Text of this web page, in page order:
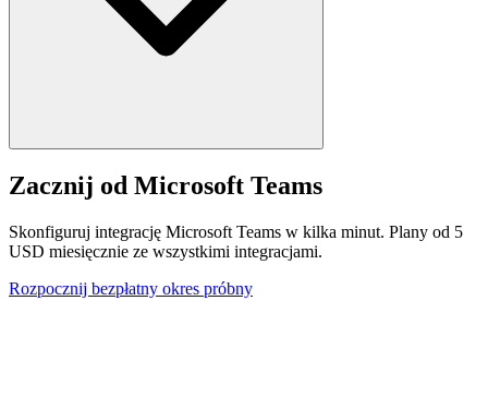
Zacznij od Microsoft Teams
Skonfiguruj integrację Microsoft Teams w kilka minut. Plany od 5
USD miesięcznie ze wszystkimi integracjami.
Rozpocznij bezpłatny okres próbny